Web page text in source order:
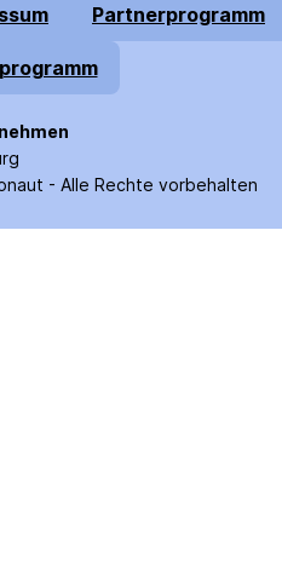
Partnerprogramm
- Alle Rechte vorbehalten